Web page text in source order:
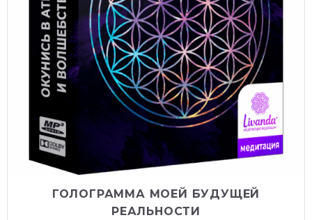
ГОЛОГРАММА МОЕЙ БУДУЩЕЙ
РЕАЛЬНОСТИ